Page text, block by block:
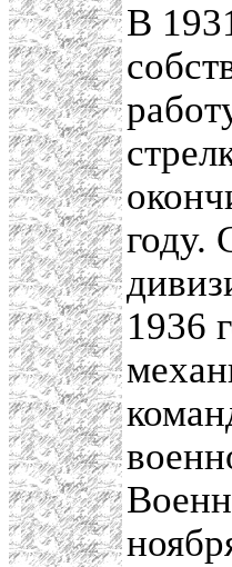
В
году.
1936